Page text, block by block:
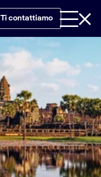
Ti contattiamo